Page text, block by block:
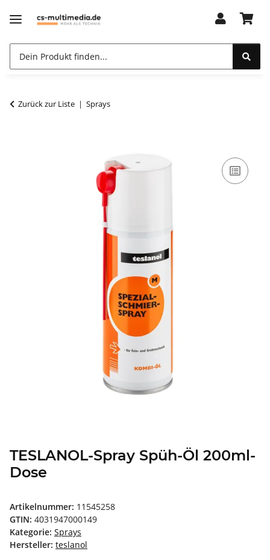
Zurück zur Liste Sprays
TESLANOL-Spray Spüh-Öl 200ml-
Dose
Artikelnummer: 11545258
GTIN: 4031947000149
Kategorie: Sprays
Hersteller: teslanol